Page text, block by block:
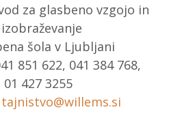
za glasbeno vzgojo in
izobraževanje
šola v Ljubljani
851 622, 041 384 768,
01 427 3255
tajnistvo@willems.si